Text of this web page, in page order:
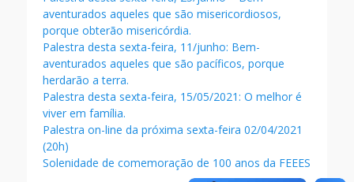
aventurados aqueles que são misericordiosos,
porque obterão misericórdia.
Palestra desta sexta-feira, 11/junho: Bem-
aventurados aqueles que são pacíficos, porque
herdarão a terra.
Palestra desta sexta-feira, 15/05/2021: O melhor é
viver em família.
Palestra on-line da próxima sexta-feira 02/04/2021
(20h)
Solenidade de comemoração de 100 anos da FEEES